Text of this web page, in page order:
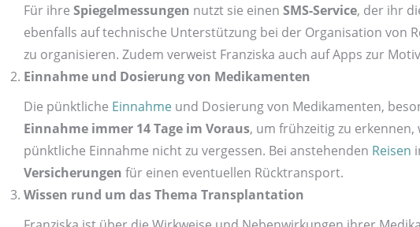
Für ihre Spiegel­messungen nutzt sie einen SMS-Service, der ihr
ebenfalls auf technische Unter­stützung bei der Organisation von
zu organisieren. Zudem verweist Franziska auch auf Apps zur
Einnahme und Dosierung von Medikamenten
Die pünktliche Einnahme und Dosierung von Medikamenten,
Einnahme immer 14 Tage im Voraus, um frühzeitig zu
pünktliche Einnahme nicht zu vergessen. Bei anstehenden Reisen
Versicherungen für einen eventuellen Rück­transport.
Wissen rund um das Thema Transplantation